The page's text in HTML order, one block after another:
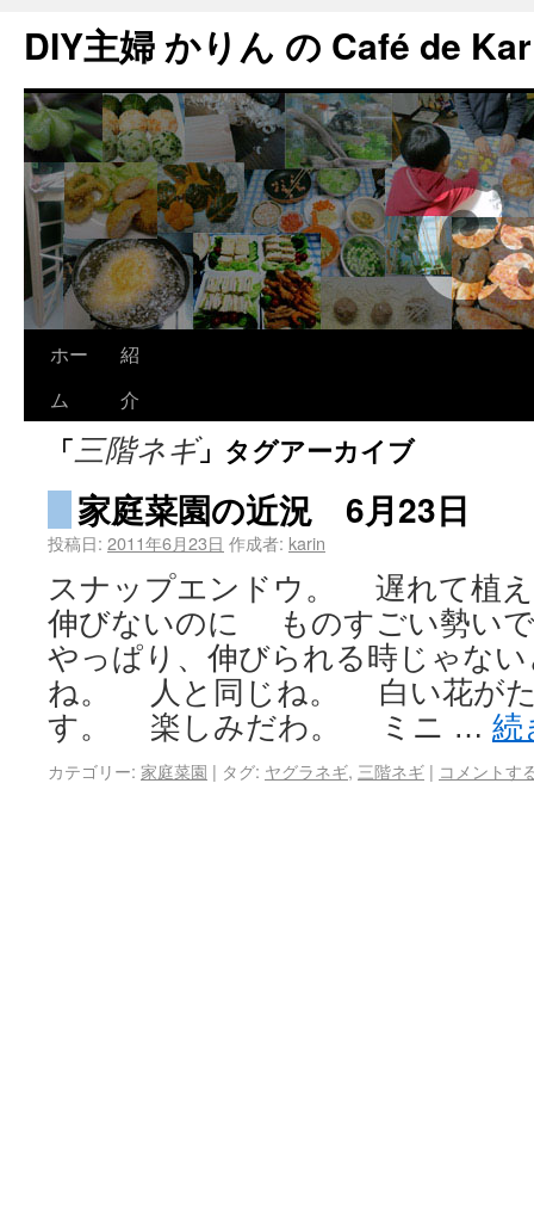
DIY主婦 かりん の Café de
ホー
ム
紹
介
「 三階ネギ」タグアーカイブ
家庭菜園の近況 6月23日
投稿日: 2011年6月23日 作成者: karin
スナップエンドウ。 遅れて植
伸びないのに ものすごい勢い
やっぱり、伸びられる時じゃな
ね。 人と同じね。 白い花がた
す。 楽しみだわ。 ミニ … 続
カテゴリー: 家庭菜園 | タグ: ヤグラネギ, 三階ネギ | コメントす